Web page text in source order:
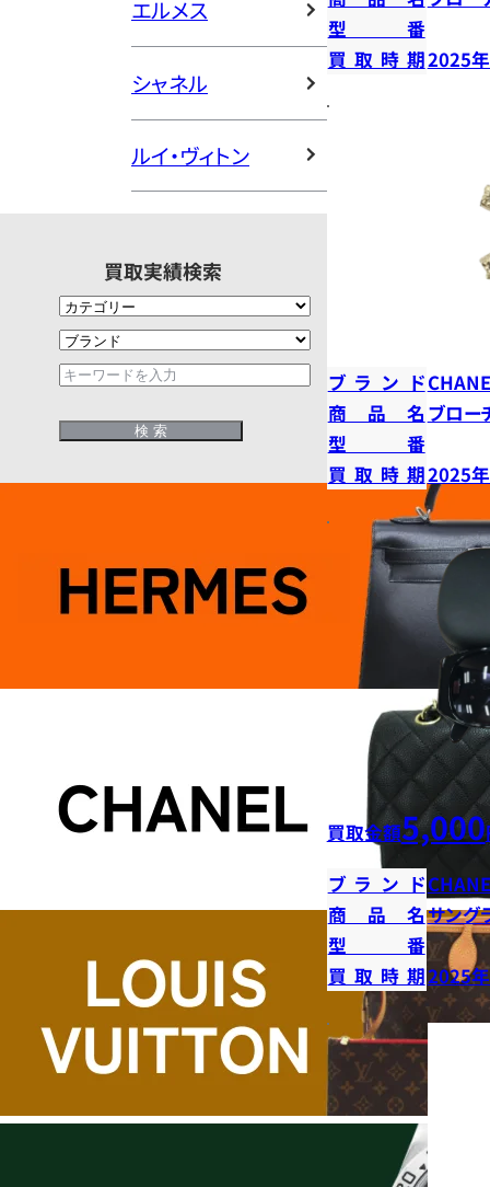
エルメス
シャネル
ルイ・ヴィトン
買取実績検索
型番
買取時期2025
ブランド
商品名 ブロー
型番
買取時期2025
買取金額5,000
ブランド
商品名サング
型番
買取時期2025